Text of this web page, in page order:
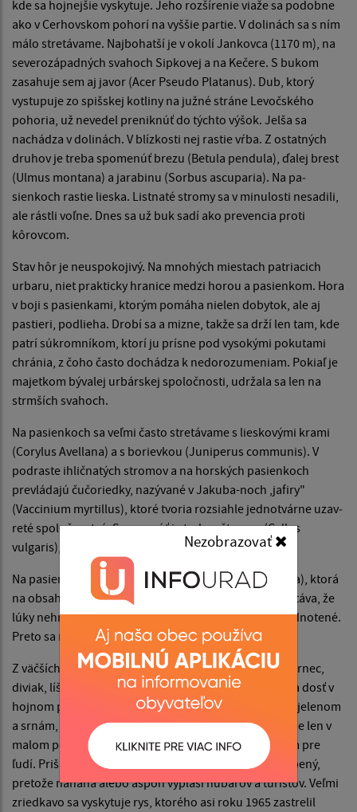
Nezobrazovať
kde sa hojnejšie vyskytuje. Jeho rozšírenie viaže sa podobne
ako v Cerhovskom pohorí na vyššie partie. V dolinách sa s ním
málo stretá­vame. Najbohatší je v okolí Jankovca (1170 m), na
severozápadných svahoch Sipkovej a na Kečere. S bukom
zasahuje sem aj javor (Acer Pseudo Platanus). Dub, ktorý
vystupuje zo spišskej kotliny na južné stráne Levočského
poho­ria, už nevedel preniknúť do týchto výšok. Jelša sa
nachádza v dolinách. V blízkosti nej rastie vŕba. Z ostatných
druhov je treba spomenúť brezu (Betula pendula), ďalej brest
(Ulmus montana) a jarabinu (Sorbus ascuparia). Na pa­
sienkoch rastie lieska. Listnaté stromy sa v minulosti nesadili,
ale rástli voľ­ne. Dnes sa už buk sadí ako prevencia proti
kôrovcom.
Stav hôr je neuspokojivý. Na mnohých miestach patriacich
urbaru, niet prakticky hranice medzi horou a pasienkom. Hora
v boji s pasienkami, kto­rým pomáha nielen dobytok, ale aj
pastieri, podlieha. Drobí sa a mizne, takže sa drží len tam, kde
patrí súkromníkom, ktorí ju prísne pod vysokými poku­tami
chránia, z čoho často dochádza k nedorozumeniam. Pokiaľ je
majetkom bývalej urbárskej spoločnosti, udržala sa len na
strmších svahoch.
Na pasienkoch sa veľmi často stretávame s lieskovými krami
(Corylus Avellana) a s borievkou (Juniperus communis). V
podraste ihličnatých stro­mov a na horských pasienkoch
prevládajú čučoriedky, nazývané v Jakuba-noch ,jafiry"
(Vaccinium myrtillus), ktoré tvoria rozsiahle jednotvárne uzav­
reté spoločenstvá. Spomenúť je treba ešte vres (Callus
vulgaris), ktorý rastie vo vyšších polohách.
Na pasienkách rastie psica - tvrdá tráva (Nardus stricta), ktorá
na ob­sah výživných látok je veľmi chudobná. Tým sa stáva, že
lúky nehnojené Cnekošarované), bývajú často znehodnotené.
Preto sa na ovce pozerá ako na škodcov lúk a pastvín.
Z väčších živočíchov žijú na poli zajac, v lesoch jeleň, srnec,
diviak, líška, kuna a veverička. V posledných rokoch sa dosť v
hojnom počte vy­skytuje vlk, ktorý narobí veľa starosti jelenom
a srnám, hlavne v zimnom čase. Medveď sa tu vyskytuje len v
malom počte alebo ojedinelé, ale aj tak je postrachom pre
ľudí. Prišiel sem z Vysokých Tatier, kde tiež nieje obľúbený,
pretože naháňa alebo aspoň vyplaší hubárov a turistov. Veľmi
zriedkavo sa vyskytuje rys, ktorého asi roku 1965 zastrelil